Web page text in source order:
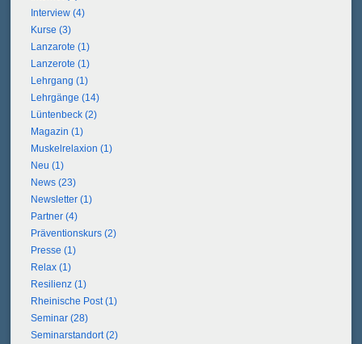
Interview (4)
Kurse (3)
Lanzarote (1)
Lanzerote (1)
Lehrgang (1)
Lehrgänge (14)
Lüntenbeck (2)
Magazin (1)
Muskelrelaxion (1)
Neu (1)
News (23)
Newsletter (1)
Partner (4)
Präventionskurs (2)
Presse (1)
Relax (1)
Resilienz (1)
Rheinische Post (1)
Seminar (28)
Seminarstandort (2)